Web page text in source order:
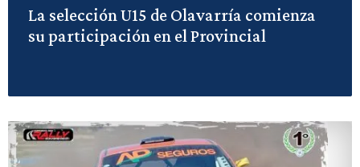
La selección U15 de Olavarría comienza
su participación en el Provincial